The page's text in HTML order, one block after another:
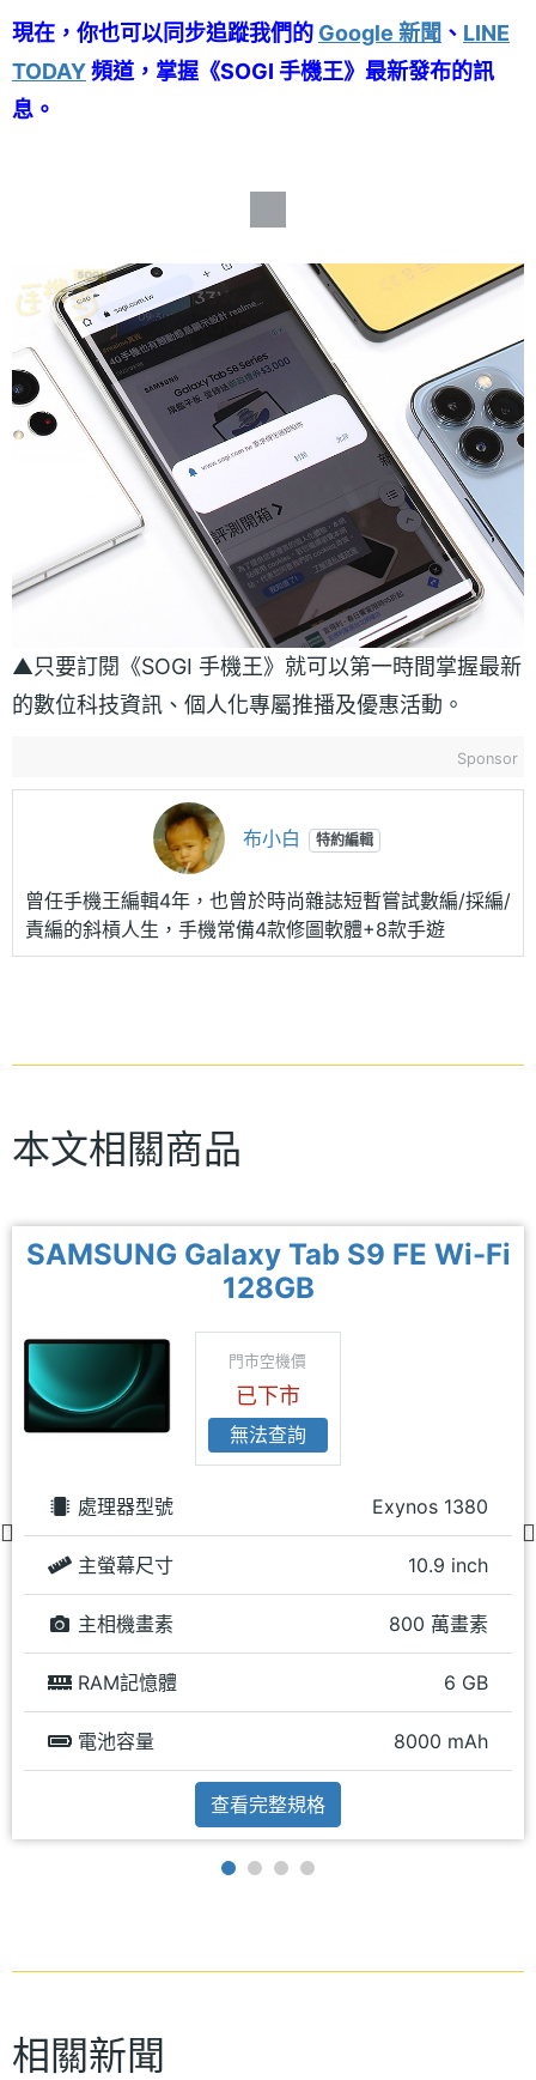
現在，你也可以同步追蹤我們的 Google 新聞 、 LINE
TODAY頻道，掌握《SOGI 手機王》最新發布的訊
息。
▲只要訂閱《SOGI 手機王》就可以第一時間掌握最新
的數位科技資訊、個人化專屬推播及優惠活動。
Sponsor
布小白 特約編輯
曾任手機王編輯4年，也曾於時尚雜誌短暫嘗試數編/採編/
責編的斜槓人生，手機常備4款修圖軟體+8款手遊
本文相關商品
SAMSUNG Galaxy Tab S9 FE Wi-Fi
128GB
門市空機價
已下市
無法查詢
處理器型號 Exynos 1380
主螢幕尺寸 10.9 inch
主相機畫素 800 萬畫素
RAM記憶體 6 GB
電池容量 8000 mAh
查看完整規格
相關新聞